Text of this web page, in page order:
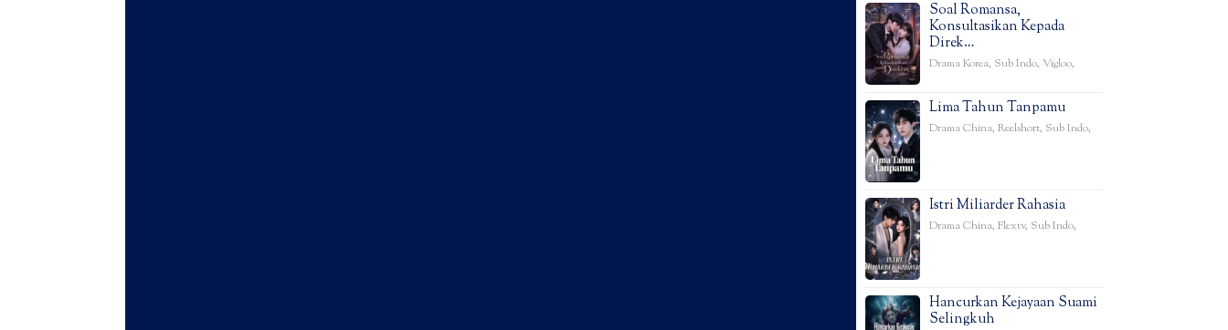
Soal Romansa,
Konsultasikan Kepada
Direk…
Drama Korea, Sub Indo, Vigloo,
Lima Tahun Tanpamu
Drama China, Reelshort, Sub Indo,
Istri Miliarder Rahasia
Drama China, Flextv, Sub Indo,
Hancurkan Kejayaan Suami
Selingkuh